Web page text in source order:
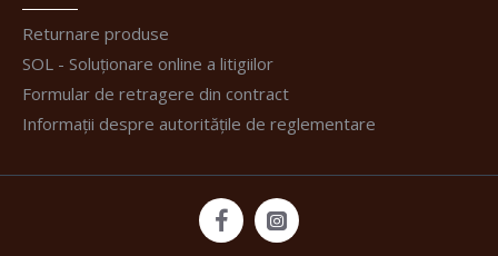
Returnare produse
SOL - Soluționare online a litigiilor
Formular de retragere din contract
Informații despre autoritățile de reglementare